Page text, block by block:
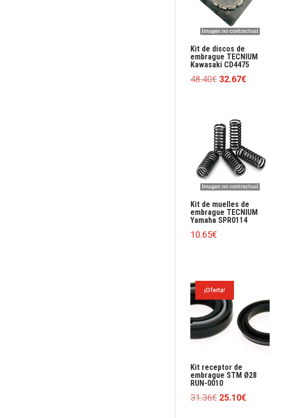
Kit de discos de
embrague TECNIUM
Kawasaki CD4475
48.40€ El
era:
48.40€.
32.67€El
Kit de muelles de
embrague TECNIUM
Yamaha SPR0114
10.65€
¡Oferta!
Kit receptor de
embrague STM Ø28
RUN-0010
31.36€ El
25.10€El